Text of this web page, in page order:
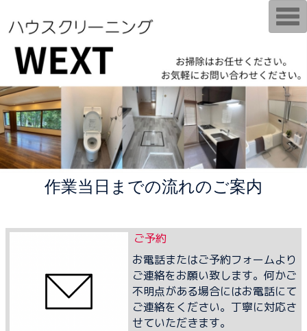
作業当日までの流れのご案内
ご予約
お電話またはご予約フォームより
ご連絡をお願い致します。何かご
不明点がある場合にはお電話にて
ご連絡をください。丁寧に対応さ
せていただきます。
T
o
g
n
a
v
i
g
a
t
i
o
n